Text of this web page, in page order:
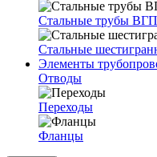
Стальные трубы ВГП
Стальные
Элементы
Отводы
Переходы
Фланцы